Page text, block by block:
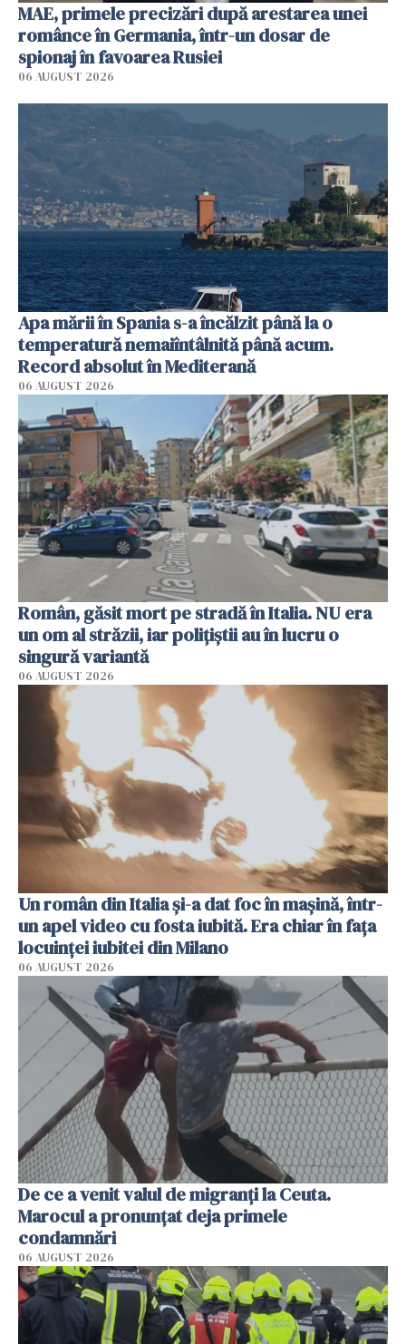
MAE, primele precizări după arestarea unei
românce în Germania, într-un dosar de
spionaj în favoarea Rusiei
06 AUGUST 2026
Apa mării în Spania s-a încălzit până la o
temperatură nemaiîntâlnită până acum.
Record absolut în Mediterană
06 AUGUST 2026
Român, găsit mort pe stradă în Italia. NU era
un om al străzii, iar polițiștii au în lucru o
singură variantă
06 AUGUST 2026
Un român din Italia și-a dat foc în mașină, într-
un apel video cu fosta iubită. Era chiar în fața
locuinței iubitei din Milano
06 AUGUST 2026
De ce a venit valul de migranți la Ceuta.
Marocul a pronunțat deja primele
condamnări
06 AUGUST 2026